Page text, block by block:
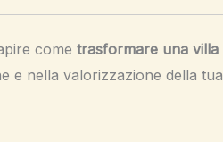
come trasformare una villa
e nella valorizzazione della